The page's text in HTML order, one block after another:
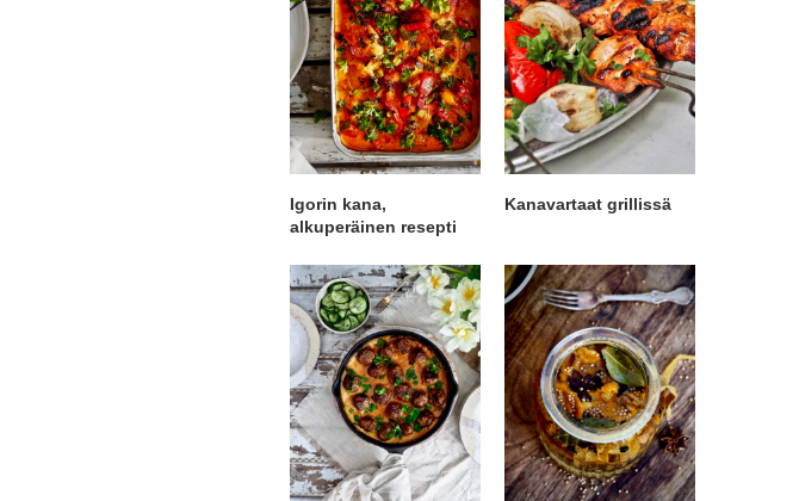
Igorin kana,
alkuperäinen resepti
Kanavartaat grillissä